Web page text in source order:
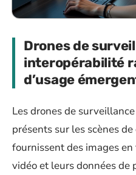
Drones de
interopérabilité
d’usage
Les drones de
présents sur les scènes
fournissent des images
vidéo et leurs données